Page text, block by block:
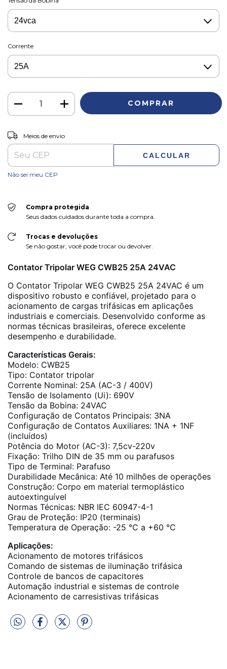
Corrente
Entregas para o CEP:
Meios de envio
CALCULAR
Não sei meu CEP
Compra protegida
Seus dados cuidados durante toda a compra.
Trocas e devoluções
Se não gostar, você pode trocar ou devolver.
Contator Tripolar WEG CWB25 25A 24VAC
O Contator Tripolar WEG CWB25 25A 24VAC é um
dispositivo robusto e confiável, projetado para o
acionamento de cargas trifásicas em aplicações
industriais e comerciais. Desenvolvido conforme as
normas técnicas brasileiras, oferece excelente
desempenho e durabilidade.
Características Gerais:
Modelo: CWB25
Tipo: Contator tripolar
Corrente Nominal: 25A (AC-3 / 400V)
Tensão de Isolamento (Ui): 690V
Tensão da Bobina: 24VAC
Configuração de Contatos Principais: 3NA
Configuração de Contatos Auxiliares: 1NA + 1NF
(incluídos)
Potência do Motor (AC-3): 7,5cv-220v
Fixação: Trilho DIN de 35 mm ou parafusos
Tipo de Terminal: Parafuso
Durabilidade Mecânica: Até 10 milhões de operações
Construção: Corpo em material termoplástico
autoextinguível
Normas Técnicas: NBR IEC 60947-4-1
Grau de Proteção: IP20 (terminais)
Temperatura de Operação: -25 °C a +60 °C
Aplicações:
Acionamento de motores trifásicos
Comando de sistemas de iluminação trifásica
Controle de bancos de capacitores
Automação industrial e sistemas de controle
Acionamento de carresistivas trifásicas